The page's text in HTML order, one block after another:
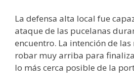
La defensa alta local fue
ataque de las pucelanas
encuentro. La intención de las
robar muy arriba para
lo más cerca posible de la